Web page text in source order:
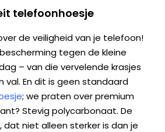
telefoonhoesje
de veiligheid van je telefoon!
tegen de kleine
– van die vervelende krasjes
val. En dit is geen standaard
; we praten over premium
Stevig polycarbonaat. De
dat niet alleen sterker is dan je